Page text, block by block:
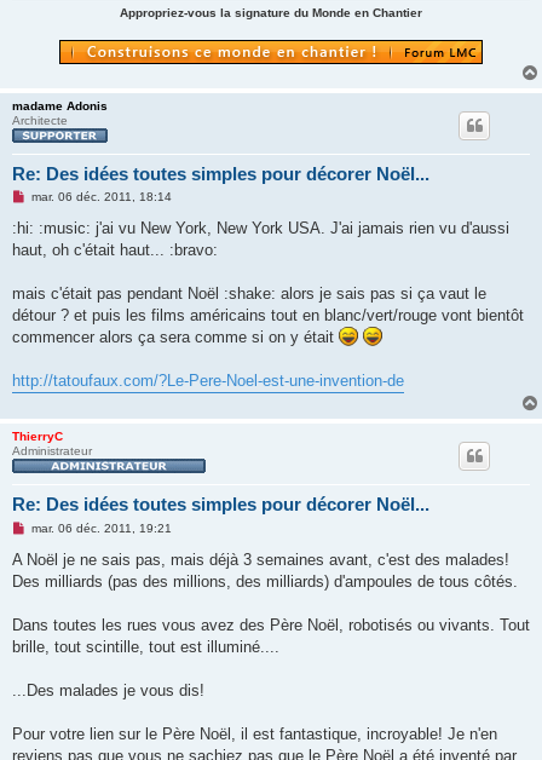
Appropriez-vous la signature du Monde en Chantier
madame Adonis
Architecte
Re: Des idées toutes simples pour décorer Noël...
M
s
a
n
o
l
mar. 06 déc. 2011, 18:14
:hi: :music: j'ai vu New York, New York USA. J'ai jamais rien vu d'aussi
haut, oh c'était haut... :bravo:
mais c'était pas pendant Noël :shake: alors je sais pas si ça vaut le
détour ? et puis les films américains tout en blanc/vert/rouge vont bientôt
commencer alors ça sera comme si on y était
http://tatoufaux.com/?Le-Pere-Noel-est-une-invention-de
ThierryC
Administrateur
Re: Des idées toutes simples pour décorer Noël...
M
s
a
n
o
u
mar. 06 déc. 2011, 19:21
A Noël je ne sais pas, mais déjà 3 semaines avant, c'est des malades!
Des milliards (pas des millions, des milliards) d'ampoules de tous côtés.
Dans toutes les rues vous avez des Père Noël, robotisés ou vivants. Tout
brille, tout scintille, tout est illuminé....
...Des malades je vous dis!
Pour votre lien sur le Père Noël, il est fantastique, incroyable! Je n'en
reviens pas que vous ne sachiez pas que le Père Noël a été inventé par